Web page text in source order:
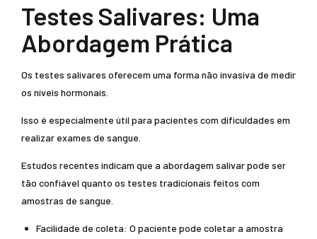
Testes Salivares: Uma
Abordagem Prática
Os testes salivares oferecem uma forma não invasiva de medir
os níveis hormonais.
Isso é especialmente útil para pacientes com dificuldades em
realizar exames de sangue.
Estudos recentes indicam que a abordagem salivar pode ser
tão confiável quanto os testes tradicionais feitos com
amostras de sangue.
Facilidade de coleta: O paciente pode coletar a amostra